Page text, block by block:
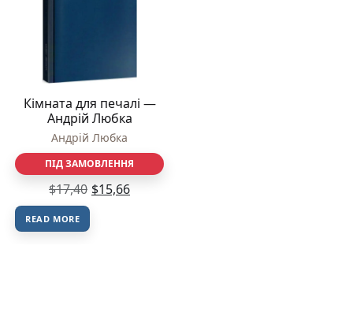
Кімната для печалі —
Андрій Любка
Андрій Любка
ПІД ЗАМОВЛЕННЯ
$17,40 $15,66
READ MORE